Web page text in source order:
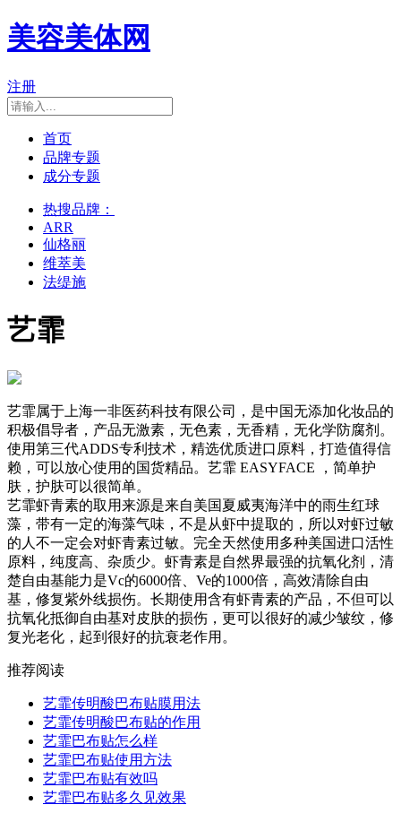
美容美体网
注册
首页
品牌专题
成分专题
热搜品牌：
ARR
仙格丽
维萃美
法缇施
艺霏
艺霏属于上海一非医药科技有限公司，是中国无添加化妆品的
积极倡导者，产品无激素，无色素，无香精，无化学防腐剂。
使用第三代ADDS专利技术，精选优质进口原料，打造值得信
赖，可以放心使用的国货精品。艺霏 EASYFACE ，简单护
肤，护肤可以很简单。
艺霏虾青素的取用来源是来自美国夏威夷海洋中的雨生红球
藻，带有一定的海藻气味，不是从虾中提取的，所以对虾过敏
的人不一定会对虾青素过敏。完全天然使用多种美国进口活性
原料，纯度高、杂质少。虾青素是自然界最强的抗氧化剂，清
楚自由基能力是Vc的6000倍、Ve的1000倍，高效清除自由
基，修复紫外线损伤。长期使用含有虾青素的产品，不但可以
抗氧化抵御自由基对皮肤的损伤，更可以很好的减少皱纹，修
复光老化，起到很好的抗衰老作用。
推荐阅读
艺霏传明酸巴布贴膜用法
艺霏传明酸巴布贴的作用
艺霏巴布贴怎么样
艺霏巴布贴使用方法
艺霏巴布贴有效吗
艺霏巴布贴多久见效果